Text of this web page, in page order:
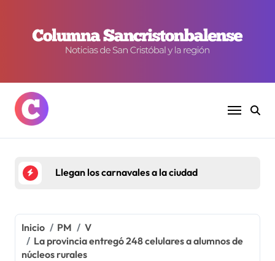
contenido
Llegan los carnavales a la ciudad
Inicio PM
V
La provincia entregó 248 celulares a alumnos de
núcleos rurales